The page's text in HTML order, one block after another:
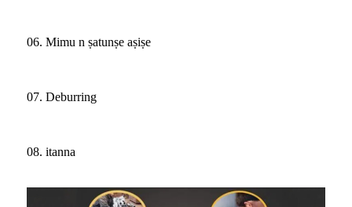
06. Mimu n ṣatunṣe aṣiṣe
07. Deburring
08. itanna